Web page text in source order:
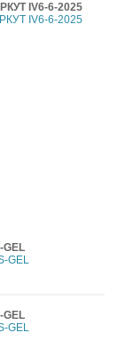
IV6-6-2025
GEL
GEL